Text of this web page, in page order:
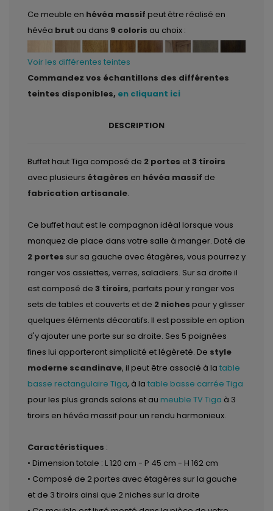
Ce meuble en hévéa massif peut être réalisé en
hévéa brut ou dans 9 coloris au choix :
Voir les différentes teintes
Commandez vos échantillons des différentes
teintes disponibles, en cliquant ici
DESCRIPTION
Buffet haut Tiga composé de 2 portes et3 tiroirs
avec plusieurs étagères en hévéa massif de
fabrication artisanale.
Ce buffet haut est le compagnon idéal lorsque vous
manquez de place dans votre salle à manger. Doté de
2 portes sur sa gauche avec étagères, vous pourrez y
ranger vos assiettes, verres, saladiers. Sur sa droite il
est composé de 3 tiroirs, parfaits pour y ranger vos
sets de tables et couverts et de 2 niches pour y glisser
quelques éléments décoratifs. Il est possible en option
d'y ajouter une porte sur sa droite. Ses 5 poignées
fines lui apporteront simplicité et légèreté. De style
moderne scandinave, il peut être associé à la table
basse rectangulaire Tiga, à la table basse carrée Tiga
pour les plus grands salons et au meuble TV Tiga à 3
tiroirs en hévéa massif pour un rendu harmonieux.
Caractéristiques :
• Dimension totale : L 120 cm - P 45 cm - H 162 cm
• Composé de 2 portes avec étagères sur la gauche
et de 3 tiroirs ainsi que 2 niches sur la droite